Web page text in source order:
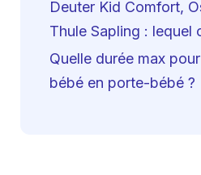
Deuter Kid Comfort,
Thule Sapling : lequel
Quelle durée max
bébé en porte-bébé ?